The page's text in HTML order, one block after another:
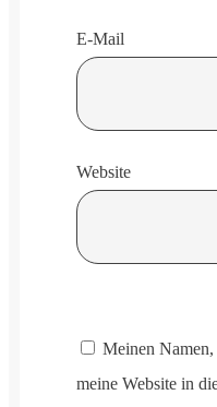
E-Mail
Website
Meinen
meine Website in